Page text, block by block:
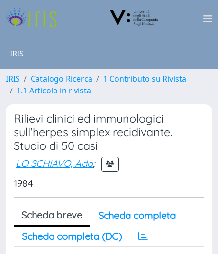
IRIS
IRIS Catalogo Ricerca
1 Contributo su Rivista
1.1 Articolo in rivista
Rilievi clinici ed immunologici
sull'herpes simplex recidivante.
Studio di 50 casi
LO SCHIAVO, Ada;
1984
Scheda breve
Scheda completa
Scheda completa (DC)